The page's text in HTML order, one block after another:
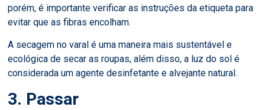
porém, é importante verificar as instruções da etiqueta para
evitar que as fibras encolham.
A secagem no varal é uma maneira mais sustentável e
ecológica de secar as roupas, além disso, a luz do sol é
considerada um agente desinfetante e alvejante natural.
3. Passar